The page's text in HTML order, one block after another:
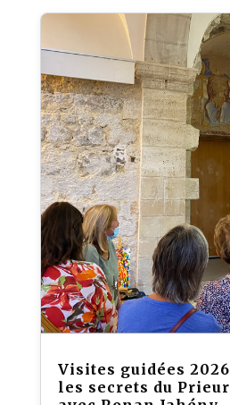
Visites guidées
les secrets du